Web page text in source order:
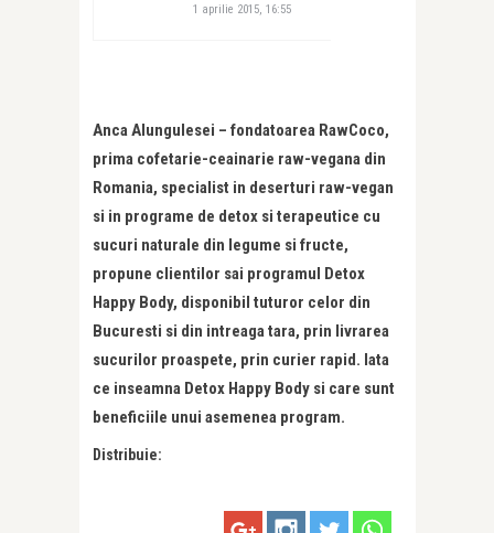
1 aprilie 2015, 16:55
Anca Alungulesei – fondatoarea RawCoco,
prima cofetarie-ceainarie raw-vegana din
Romania, specialist in deserturi raw-vegan
si in programe de detox si terapeutice cu
sucuri naturale din legume si fructe,
propune clientilor sai programul Detox
Happy Body, disponibil tuturor celor din
Bucuresti si din intreaga tara, prin livrarea
sucurilor proaspete, prin curier rapid. Iata
ce inseamna Detox Happy Body si care sunt
beneficiile unui asemenea program.
Distribuie: